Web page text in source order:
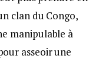
clan du Congo,
manipulable à
asseoir une